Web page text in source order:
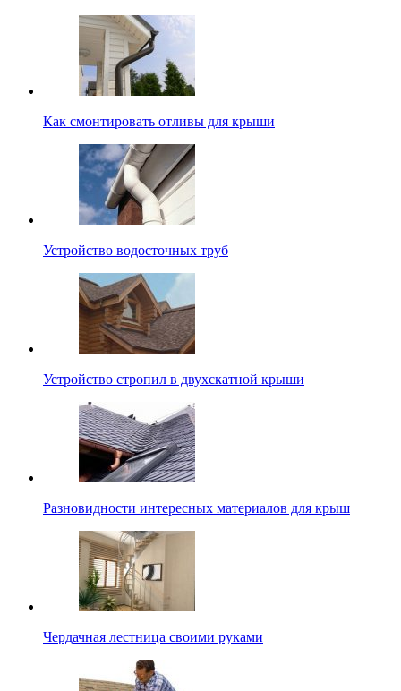
Как смонтировать отливы для крыши
Устройство водосточных труб
Устройство стропил в двухскатной крыши
Разновидности интересных материалов для крыш
Чердачная лестница своими руками